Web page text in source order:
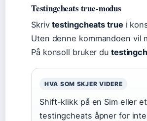
Testingcheats true-modus
Skrivtestingcheats truei
Uten denne kommandoen vil
På konsoll bruker du
HVA SOM SKJER VIDERE
Shift-klikk på en Sim eller
testingcheats åpner for